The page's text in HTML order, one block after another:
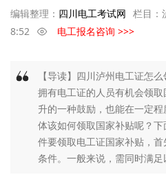
编辑整理： 四川电工考试网 栏目：
8:52
电工报名咨询 >>>
【导读】四川泸州电工证怎
拥有电工证的人员有机会领
升的一种鼓励，也能在一定
体该如何领取国家补贴呢？
件要领取电工证国家补贴，
条件。一般来说，需同时满